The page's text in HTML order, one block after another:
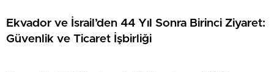
Ekvador ve İsrail’den 44 Yıl Sonra Birinci Ziyaret:
Güvenlik ve Ticaret İşbirliği